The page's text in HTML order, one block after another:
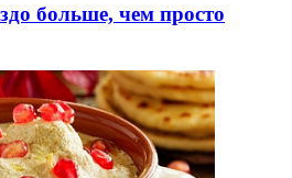
больше, чем просто